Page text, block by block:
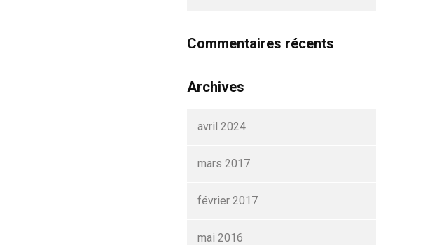
Commentaires récents
Archives
avril 2024
mars 2017
février 2017
mai 2016